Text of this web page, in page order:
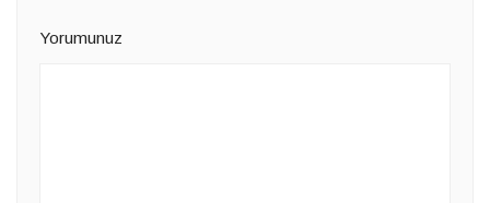
Yorumunuz